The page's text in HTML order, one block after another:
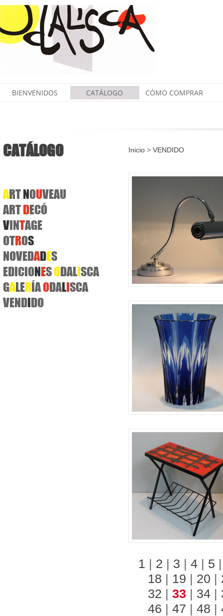
BIENVENIDOS CATÁLOGO CÓMO COMPRAR
CATÁLOGO
ARTNOUVEAU
ARTDECÓ
VINTAGE
OTROS
NOVEDADES
EDICIONESODALISCA
GALERÍAODALISCA
VENDIDO
Inicio > VENDIDO
1 2 3 4 5
18
19 20
32
33 34
46
47 48